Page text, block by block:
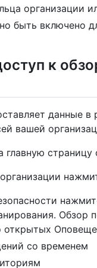
организации
быть включено
к
данные
вашей
главную страницу
Обзор
со временем